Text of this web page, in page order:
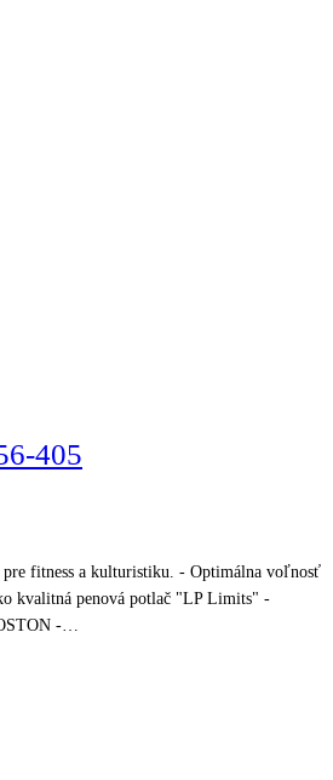
405
pre fitness a kulturistiku. - Optimálna voľnosť
kvalitná penová potlač "LP Limits" -
-…